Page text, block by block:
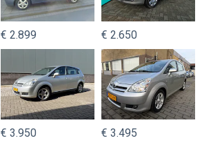
€ 2.899 € 2.650
€ 3.950 € 3.495